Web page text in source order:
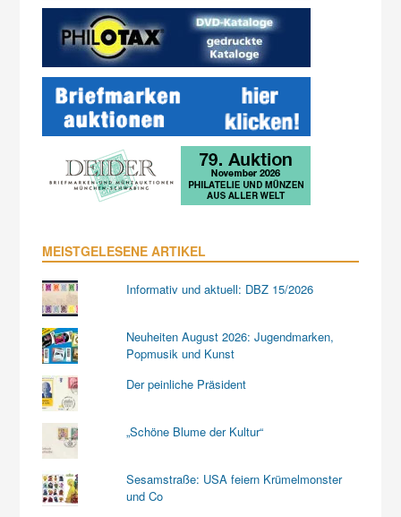
MEISTGELESENE ARTIKEL
Informativ und aktuell: DBZ 15/2026
Neuheiten August 2026: Jugendmarken,
Popmusik und Kunst
Der peinliche Präsident
„Schöne Blume der Kultur“
Sesamstraße: USA feiern Krümelmonster
und Co